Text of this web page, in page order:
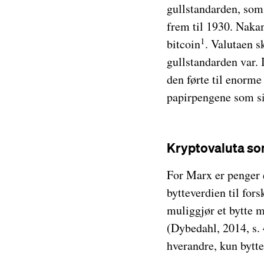
gullstandarden,
frem til 1930.
bitcoin1 . Valutaen
gullstandarden var.
den førte til
papirpengene som
Kryptovaluta
For Marx er
bytteverdien til
muliggjør et bytte
(Dybedahl, 2014,
hverandre, kun